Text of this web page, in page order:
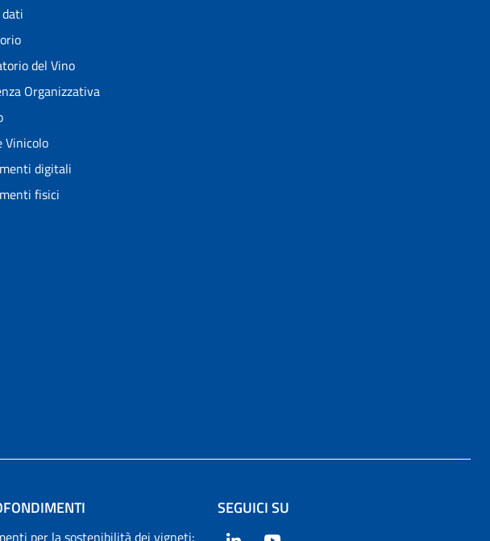
del Vino
Organizzativa
Vinicolo
digitali
fisici
SEGUICI SU